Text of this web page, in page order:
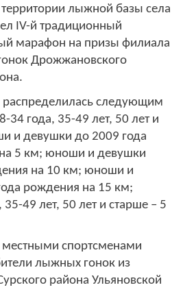
лыжной базы села
IV-й традиционный
марафон на призы филиала
Дрожжановского
следующим
года, 35-49 лет, 50 лет и
и девушки до 2009 года
5 км; юноши и девушки
на 10 км; юноши и
рождения на 15 км;
49 лет, 50 лет и старше – 5
спортсменами
лыжных гонок из
района Ульяновской